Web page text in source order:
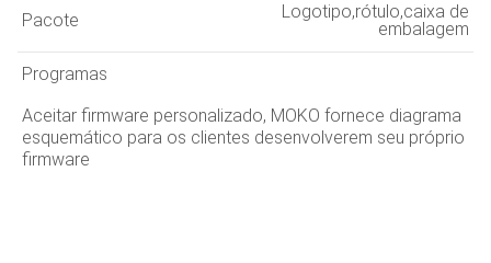
Pacote
Logotipo,rótulo,caixa de
embalagem
Programas
Aceitar firmware personalizado, MOKO fornece diagrama
esquemático para os clientes desenvolverem seu próprio
firmware